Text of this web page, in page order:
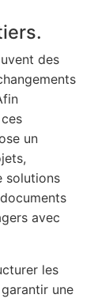
des
un
solutions
avec
les
une